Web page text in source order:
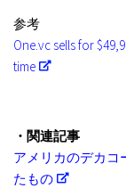
参考
One.vc sells for
time
・関連記事
アメリカのデカコ
たもの